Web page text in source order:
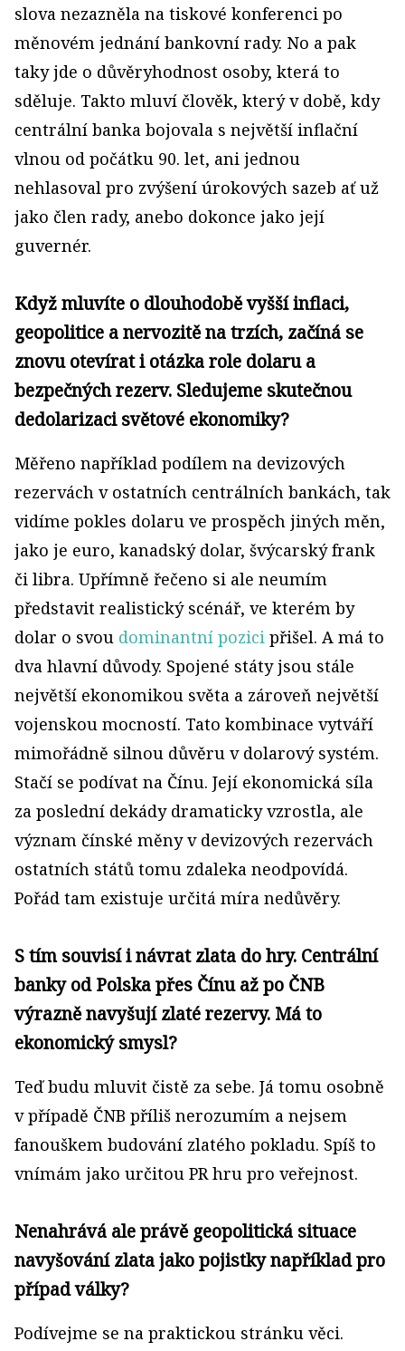
slova nezazněla na tiskové konferenci po
měnovém jednání bankovní rady. No a pak
taky jde o důvěryhodnost osoby, která to
sděluje. Takto mluví člověk, který v době, kdy
centrální banka bojovala s největší inflační
vlnou od počátku 90. let, ani jednou
nehlasoval pro zvýšení úrokových sazeb ať už
jako člen rady, anebo dokonce jako její
guvernér.
Když mluvíte o dlouhodobě vyšší inflaci,
geopolitice a nervozitě na trzích, začíná se
znovu otevírat i otázka role dolaru a
bezpečných rezerv. Sledujeme skutečnou
dedolarizaci světové ekonomiky?
Měřeno například podílem na devizových
rezervách v ostatních centrálních bankách, tak
vidíme pokles dolaru ve prospěch jiných měn,
jako je euro, kanadský dolar, švýcarský frank
či libra. Upřímně řečeno si ale neumím
představit realistický scénář, ve kterém by
dolar o svou dominantní pozici přišel. A má to
dva hlavní důvody. Spojené státy jsou stále
největší ekonomikou světa a zároveň největší
vojenskou mocností. Tato kombinace vytváří
mimořádně silnou důvěru v dolarový systém.
Stačí se podívat na Čínu. Její ekonomická síla
za poslední dekády dramaticky vzrostla, ale
význam čínské měny v devizových rezervách
ostatních států tomu zdaleka neodpovídá.
Pořád tam existuje určitá míra nedůvěry.
S tím souvisí i návrat zlata do hry. Centrální
banky od Polska přes Čínu až po ČNB
výrazně navyšují zlaté rezervy. Má to
ekonomický smysl?
Teď budu mluvit čistě za sebe. Já tomu osobně
v případě ČNB příliš nerozumím a nejsem
fanouškem budování zlatého pokladu. Spíš to
vnímám jako určitou PR hru pro veřejnost.
Nenahrává ale právě geopolitická situace
navyšování zlata jako pojistky například pro
případ války?
Podívejme se na praktickou stránku věci.